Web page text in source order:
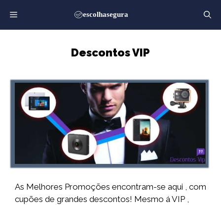
para
o
Descontos VIP
As Melhores Promoções encontram-se aqui , com
cupões de grandes descontos! Mesmo á VIP ,